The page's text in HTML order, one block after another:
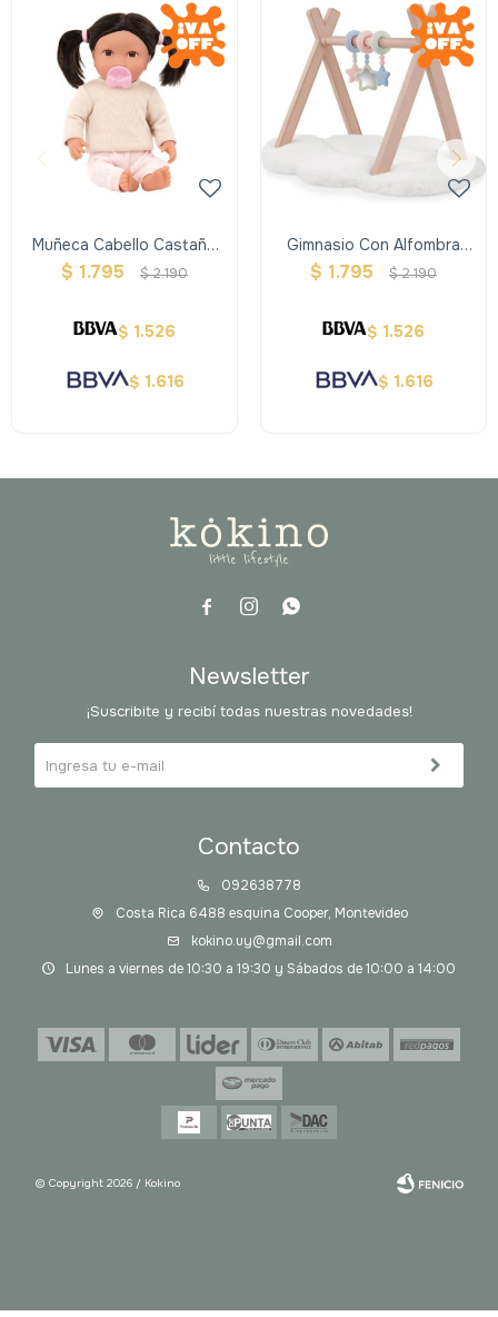
Muñeca Cabello Castaño
Oscuro 35cm- Michelle
$ 1.795 $2.190
$ 1.526
$ 1.616
Gimnasio Con Alfombra
Para Muñecas
$ 1.795 $2.190
$ 1.526
$ 1.616
  
Contacto
092638778
Costa Rica 6488 esquina Cooper, Montevideo
kokino.uy@gmail.com
Lunes a viernes de 10:30 a 19:30 y Sábados de 10:00 a 14:00
Newsletter
¡Suscribite y recibí todas nuestras novedades!
© Copyright 2026 / Kokino